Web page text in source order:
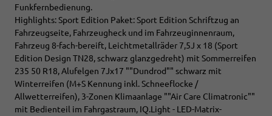
Funkfernbedienung.
Highlights: Sport Edition Paket: Sport Edition Schriftzug an
Fahrzeugseite, Fahrzeugheck und im Fahrzeuginnenraum,
Fahrzeug 8-fach-bereift, Leichtmetallräder 7,5J x 18 (Sport
Edition Design TN28, schwarz glanzgedreht) mit Sommerreifen
235 50 R18, Alufelgen 7Jx17 ""Dundrod"" schwarz mit
Winterreifen (M+S Kennung inkl. Schneeflocke /
Allwetterreifen), 3-Zonen Klimaanlage ""Air Care Climatronic""
mit Bedienteil im Fahrgastraum, IQ.Light - LED-Matrix-